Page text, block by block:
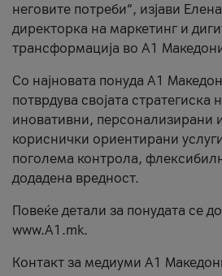
неговите потреби“, изјави
директорка на маркетинг и
трансформација во А1
Со најновата понуда А1
потврдува својата стратегиска
иновативни, персонализирани
кориснички ориентирани
поголема контрола,
додадена вредност.
Повеќе детали за понудата се
www.А1.mk.
Контакт за медиуми А1